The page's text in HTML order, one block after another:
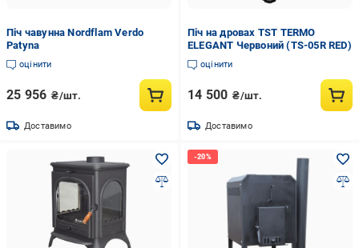
Піч чавунна Nordflam Verdo
Patyna
оцінити
25 956 ₴/шт.
Доставимо
Піч на дровах TST TERMO
ELEGANT Червоний (TS-05R RED)
оцінити
14 500 ₴/шт.
Доставимо